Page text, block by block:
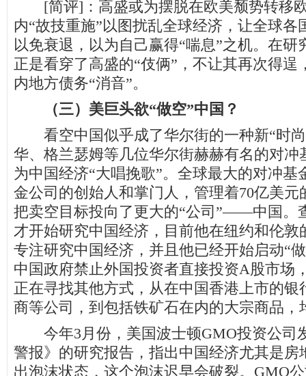
[简评]：高盛或为摆脱在欧美颓势转移
内“故技重施”以图扰乱全球经济，让全球各
以免衰退，以为自己赢得“喘息”之机。在研
正是看穿了高盛的“伎俩”，不让其再次得逞
内地方债务“消音”。
（三）美巨头欲“做空”中国？
看空中国似乎成了华尔街的一种新“时尚
华、格兰瑟姆等几位华尔街赫赫有名的对冲
为中国经济“大唱挽歌”。全球最大的对冲基
金公司的创始人和掌门人，管理着70亿美元
把卖空目标投向了更大的“公司”——中国。
才开始研究中国经济，目前他在纽约和伦敦
专注研究中国经济，并且他已经开始启动“
中国政府禁止外国投资者直接投资A股市场
正在寻找其他方式，从在中国香港上市的银
商等公司，到包括铁矿石在内的大宗商品，
今年3月份，美国波士顿GMO投资公司
警报》的研究报告，指出中国经济尤其是房
出泡沫状态，这个泡沫迟早会破裂。GMO